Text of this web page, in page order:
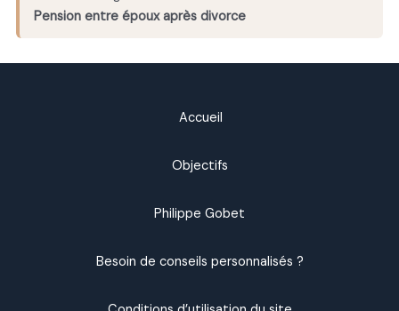
Pension entre époux après divorce
Accueil
Objectifs
Philippe Gobet
Besoin de conseils personnalisés ?